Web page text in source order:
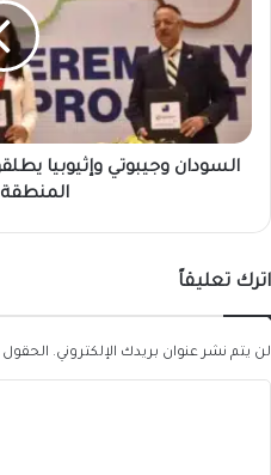
يطلقون
للألياف
الضوئية
يربط
المنطقة
بالعالم
السودان وجيبوتي وإثيوبيا
المنطقة
اترك تعليقاً
لن يتم نشر عنوان بريدك الإلكتروني. الحقول